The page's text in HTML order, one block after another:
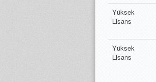
Yüksek
Lisans
Yüksek
Lisans